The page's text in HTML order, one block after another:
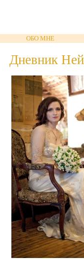
ОБО МНЕ
Дневник